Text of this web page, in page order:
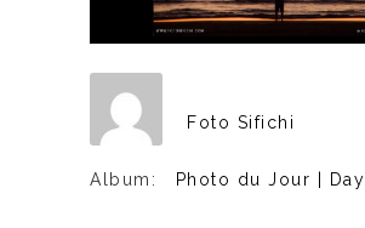
Foto Sifichi
Album: Photo du Jour | Day